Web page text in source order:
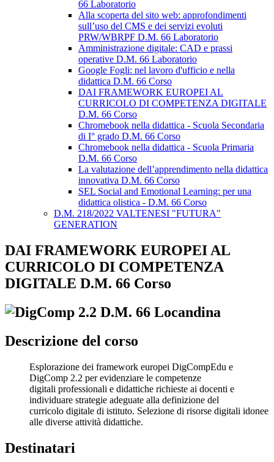
66 Laboratorio
Alla scoperta del sito web: approfondimenti
sull’uso del CMS e dei servizi evoluti
PRW/WBRPF D.M. 66 Laboratorio
Amministrazione digitale: CAD e prassi
operative D.M. 66 Laboratorio
Google Fogli: nel lavoro d'ufficio e nella
didattica D.M. 66 Corso
DAI FRAMEWORK EUROPEI AL
CURRICOLO DI COMPETENZA DIGITALE
D.M. 66 Corso
Chromebook nella didattica - Scuola Secondaria
di I° grado D.M. 66 Corso
Chromebook nella didattica - Scuola Primaria
D.M. 66 Corso
La valutazione dell’apprendimento nella didattica
innovativa D.M. 66 Corso
SEL Social and Emotional Learning: per una
didattica olistica - D.M. 66 Corso
D.M. 218/2022 VALTENESI "FUTURA"
GENERATION
DAI FRAMEWORK EUROPEI AL
CURRICOLO DI COMPETENZA
DIGITALE D.M. 66 Corso
Descrizione del corso
Esplorazione dei framework europei DigCompEdu e
DigComp 2.2 per evidenziare le competenze
digitali professionali e didattiche richieste ai docenti e
individuare strategie adeguate alla definizione del
curricolo digitale di istituto. Selezione di risorse digitali idonee
alle diverse attività didattiche.
Destinatari